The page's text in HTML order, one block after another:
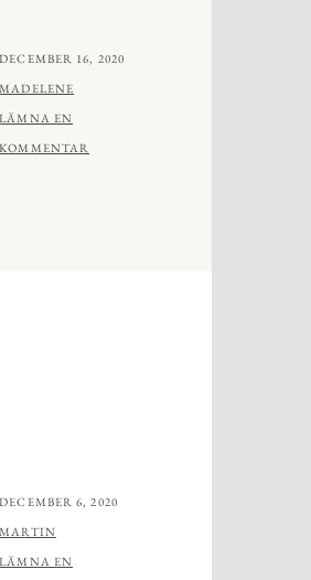
PUBLICERAT
DECEMBER 16, 2020
AV
MADELENE
LÄMNA EN
KOMMENTAR
PUBLICERAT
DECEMBER 6, 2020
AV
MARTIN
LÄMNA EN